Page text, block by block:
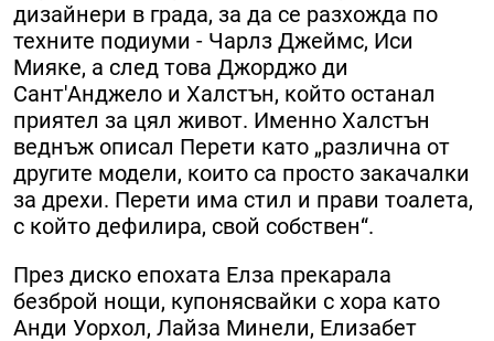
дизайнери в града, за да се разхожда по
техните подиуми - Чарлз Джеймс, Иси
Мияке, а след това Джорджо ди
Сант'Анджело и Халстън, който останал
приятел за цял живот. Именно Халстън
веднъж описал Перети като „различна от
другите модели, които са просто закачалки
за дрехи. Перети има стил и прави тоалета,
с който дефилира, свой собствен“.
През диско епохата Елза прекарала
безброй нощи, купонясвайки с хора като
Анди Уорхол, Лайза Минели, Елизабет